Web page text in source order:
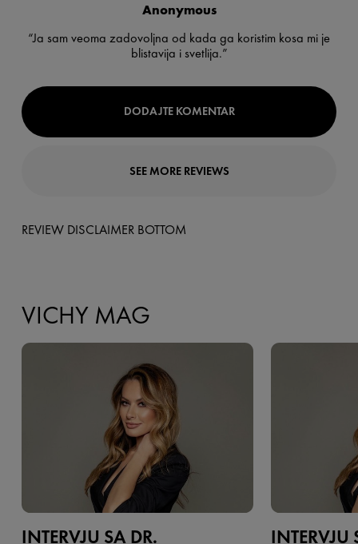
Anonymous
“Ja sam veoma zadovoljna od kada ga koristim kosa mi je
blistavija i svetlija.”
DODAJTE KOMENTAR
SEE MORE REVIEWS
REVIEW DISCLAIMER BOTTOM
VICHY MAG
INTERVJU SA DR. INTERVJU